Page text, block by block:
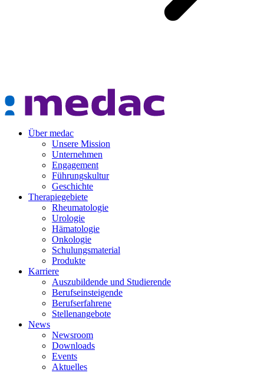
Über medac
Unsere Mission
Unternehmen
Engagement
Führungskultur
Geschichte
Therapiegebiete
Rheumatologie
Urologie
Hämatologie
Onkologie
Schulungsmaterial
Produkte
Karriere
Auszubildende und Studierende
Berufseinsteigende
Berufserfahrene
Stellenangebote
News
Newsroom
Downloads
Events
Aktuelles